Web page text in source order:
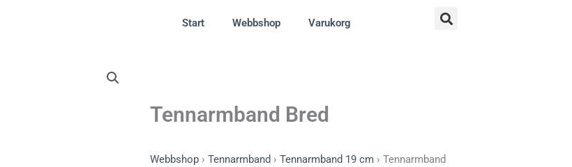
Start Webbshop Varukorg
Tennarmband Bred
Webbshop › Tennarmband › Tennarmband 19 cm › Tennarmband